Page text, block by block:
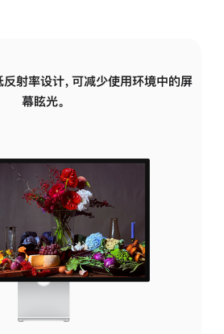
射率设计，可减少使用环境中的屏
幕眩光。